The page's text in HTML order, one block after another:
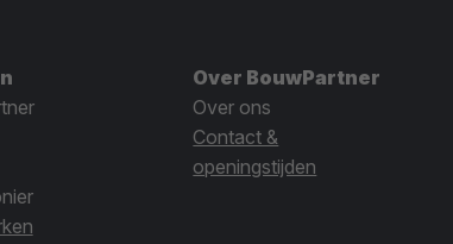
Over BouwPartner
Over ons
Contact &
openingstijden